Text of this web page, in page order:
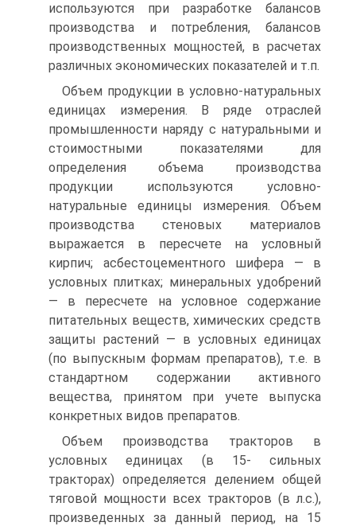
используются при разработке балансов
производства и потребления, балансов
производственных мощностей, в расчетах
различных экономических показателей и т.п.
Объем продукции в условно-натуральных
единицах измерения. В ряде отраслей
промышленности наряду с натуральными и
стоимостными показателями для
определения объема производства
продукции используются условно-
натуральные единицы измерения. Объем
производства стеновых материалов
выражается в пересчете на условный
кирпич; асбестоцементного шифера — в
условных плитках; минеральных удобрений
— в пересчете на условное содержание
питательных веществ, химических средств
защиты растений — в условных единицах
(по выпускным формам препаратов), т.е. в
стандартном содержании активного
вещества, принятом при учете выпуска
конкретных видов препаратов.
Объем производства тракторов в
условных единицах (в 15- сильных
тракторах) определяется делением общей
тяговой мощности всех тракторов (в л.с.),
произведенных за данный период, на 15